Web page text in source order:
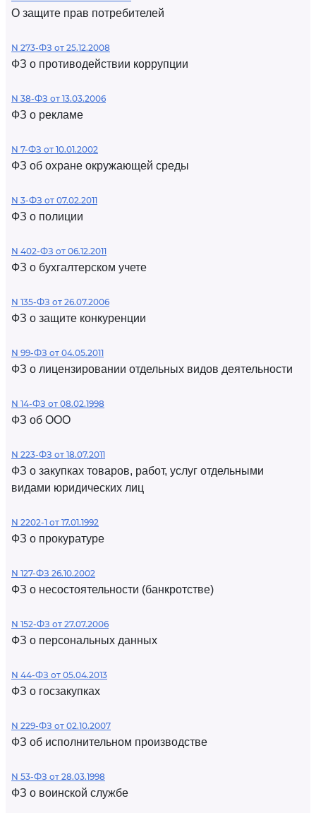
О защите прав потребителей
N 273-ФЗ от 25.12.2008
ФЗ о противодействии коррупции
N 38-ФЗ от 13.03.2006
ФЗ о рекламе
N 7-ФЗ от 10.01.2002
ФЗ об охране окружающей среды
N 3-ФЗ от 07.02.2011
ФЗ о полиции
N 402-ФЗ от 06.12.2011
ФЗ о бухгалтерском учете
N 135-ФЗ от 26.07.2006
ФЗ о защите конкуренции
N 99-ФЗ от 04.05.2011
ФЗ о лицензировании отдельных видов деятельности
N 14-ФЗ от 08.02.1998
ФЗ об ООО
N 223-ФЗ от 18.07.2011
ФЗ о закупках товаров, работ, услуг отдельными
видами юридических лиц
N 2202-1 от 17.01.1992
ФЗ о прокуратуре
N 127-ФЗ 26.10.2002
ФЗ о несостоятельности (банкротстве)
N 152-ФЗ от 27.07.2006
ФЗ о персональных данных
N 44-ФЗ от 05.04.2013
ФЗ о госзакупках
N 229-ФЗ от 02.10.2007
ФЗ об исполнительном производстве
N 53-ФЗ от 28.03.1998
ФЗ о воинской службе